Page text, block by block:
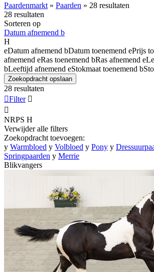
Paardenmarkt » Paarden » 28 resultaten
28 resultaten
Sorteren op
Datum afnemend b
H
eDatum afnemend bDatum toenemend ePrijs
afnemend eRas toenemend bRas afnemend e
bLeeftijd afnemend eStokmaat toenemend b
Zoekopdracht opslaan
28 resultaten
Filter 

NRPS H
Verwijder alle filters
Zoekopdracht toevoegen:
y Warmbloed y Volbloed y Pony y
Springpaarden y Merrie
Blikvangers